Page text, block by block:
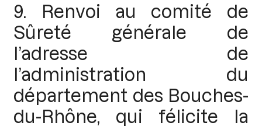
9. Renvoi au comité de
Sûreté générale de
l’adresse de
l’administration du
département des Bouches-
du-Rhône, qui félicite la